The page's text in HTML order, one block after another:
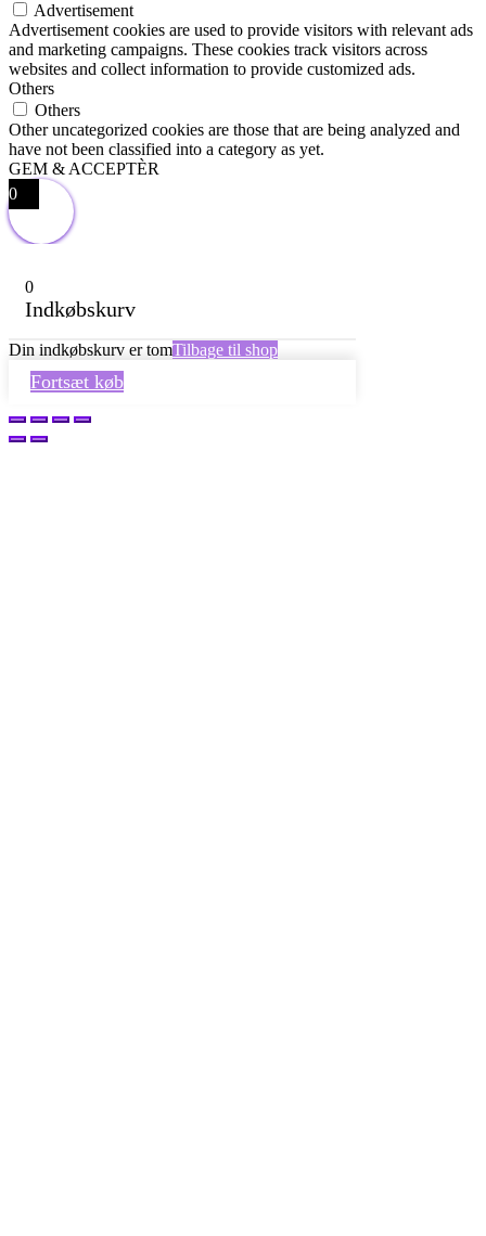
Advertisement
Advertisement cookies are used to provide visitors with relevant ads
and marketing campaigns. These cookies track visitors across
websites and collect information to provide customized ads.
Others
Others
Other uncategorized cookies are those that are being analyzed and
have not been classified into a category as yet.
GEM & ACCEPTÈR
0
0
Indkøbskurv
Din indkøbskurv er tomTilbage til shop
Fortsæt køb